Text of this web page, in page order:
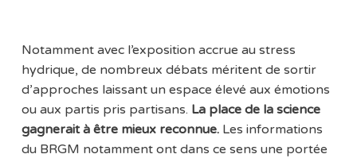
Notamment avec l’exposition accrue au stress
hydrique, de nombreux débats méritent de sortir
d’approches laissant un espace élevé aux émotions
ou aux partis pris partisans. La place de la science
gagnerait à être mieux reconnue.Les informations
du BRGM notamment ont dans ce sens une portée